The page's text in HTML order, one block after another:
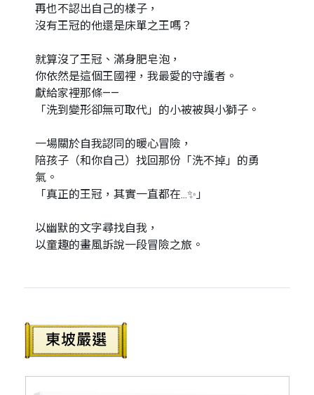
再也不認出自己的樣子，
沒有王冠的他還是床單之王嗎？
就算沒了王冠、滿身肥皂泡，
你依然是這個王國裡，我最愛的守護者。
獻給家裡那條——
「洗到變形卻無可取代」的小被被與小獅子。
一場關於自我認同的暖心冒險，
陪孩子（和你自己）找回那份「洗不掉」的勇
氣。
「真正的王冠，其實一直都在...✨」
以幽默的文字尋找自我，
以童趣的畫風訴說一段冒險之旅。